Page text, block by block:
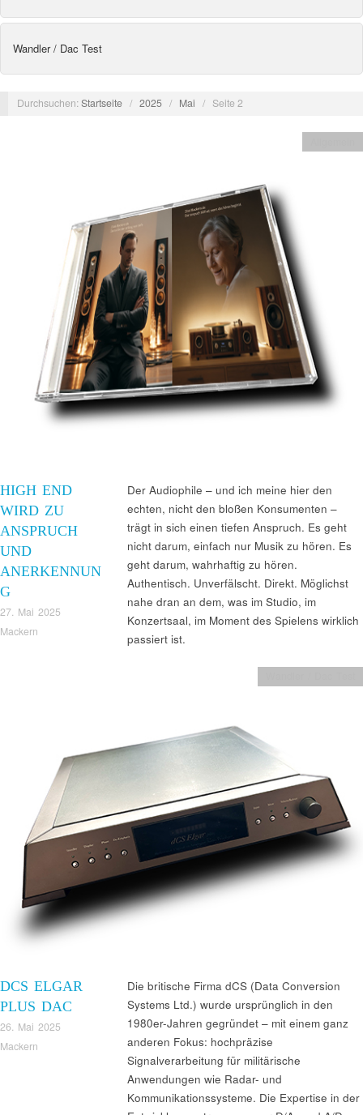
Wandler / Dac Test
Durchsuchen:Startseite / 2025 / Mai / Seite 2
HIGH END
WIRD ZU
ANSPRUCH
UND
ANERKENNUN
G
27. Mai 2025
Mackern
Der Audiophile – und ich meine hier den
echten, nicht den bloßen Konsumenten –
trägt in sich einen tiefen Anspruch. Es geht
nicht darum, einfach nur Musik zu hören. Es
geht darum, wahrhaftig zu hören.
Authentisch. Unverfälscht. Direkt. Möglichst
nahe dran an dem, was im Studio, im
Konzertsaal, im Moment des Spielens wirklich
passiert ist.
DCS ELGAR
PLUS DAC
26. Mai 2025
Mackern
Die britische Firma dCS (Data Conversion
Systems Ltd.) wurde ursprünglich in den
1980er-Jahren gegründet – mit einem ganz
anderen Fokus: hochpräzise
Signalverarbeitung für militärische
Anwendungen wie Radar- und
Kommunikationssysteme. Die Expertise in der